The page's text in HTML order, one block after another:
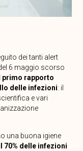
dei tanti alert
6 maggio scorso
primo rapporto
delle infezioni: il
e vari
una buona igiene
70% delle infezioni